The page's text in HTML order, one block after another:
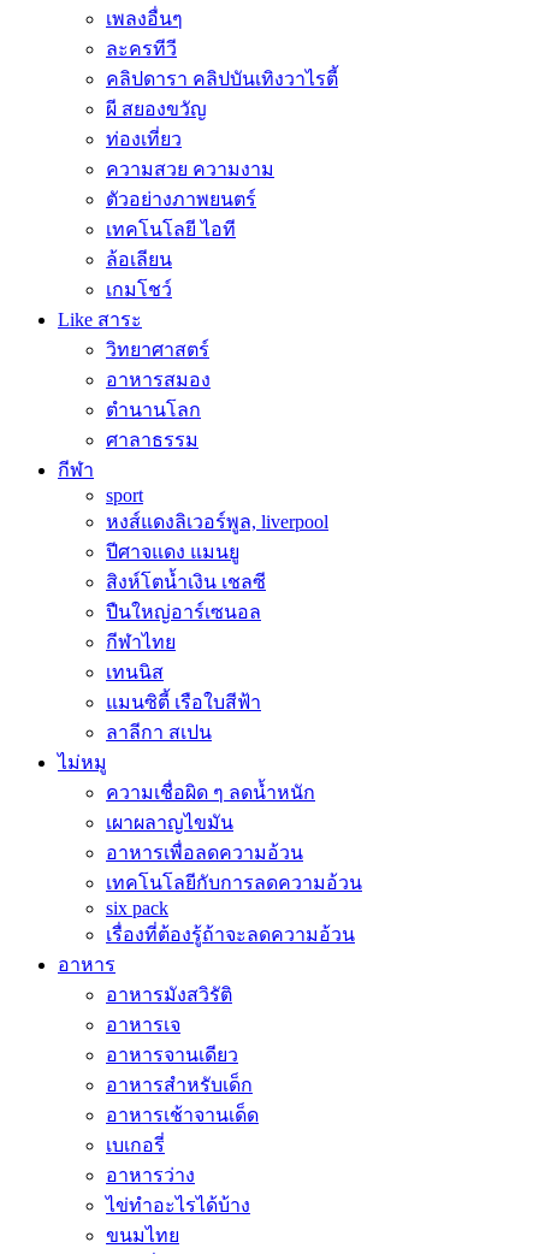
เพลงอื่นๆ
ละครทีวี
คลิปดารา คลิปบันเทิงวาไรตี้
ผี สยองขวัญ
ท่องเที่ยว
ความสวย ความงาม
ตัวอย่างภาพยนตร์
เทคโนโลยี ไอที
ล้อเลียน
เกมโชว์
Like สาระ
วิทยาศาสตร์
อาหารสมอง
ตำนานโลก
ศาลาธรรม
กีฬา
sport
หงส์แดงลิเวอร์พูล, liverpool
ปีศาจแดง แมนยู
สิงห์โตน้ำเงิน เชลซี
ปืนใหญ่อาร์เซนอล
กีฬาไทย
เทนนิส
แมนซิตี้ เรือใบสีฟ้า
ลาลีกา สเปน
ไม่หมู
ความเชื่อผิด ๆ ลดน้ำหนัก
เผาผลาญไขมัน
อาหารเพื่อลดความอ้วน
เทคโนโลยีกับการลดความอ้วน
six pack
เรื่องที่ต้องรู้ถ้าจะลดความอ้วน
อาหาร
อาหารมังสวิรัติ
อาหารเจ
อาหารจานเดียว
อาหารสำหรับเด็ก
อาหารเช้าจานเด็ด
เบเกอรี่
อาหารว่าง
ไข่ทำอะไรได้บ้าง
ขนมไทย